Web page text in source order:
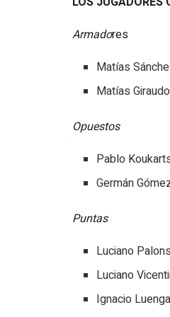
Armadores
Matías
Matías Giraudo
Opuestos
Pablo
Germán
Puntas
Luciano
Luciano
Ignacio